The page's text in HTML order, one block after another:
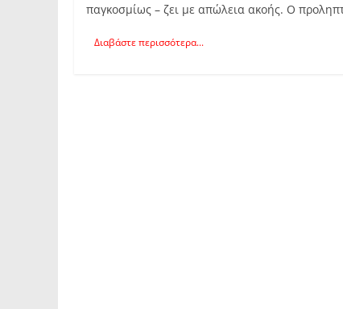
παγκοσμίως – ζει με απώλεια ακοής. Ο
Διαβάστε περισσότερα...